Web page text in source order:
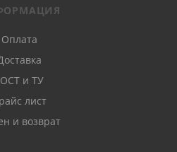
Оплата
и ТУ
лист
и возврат